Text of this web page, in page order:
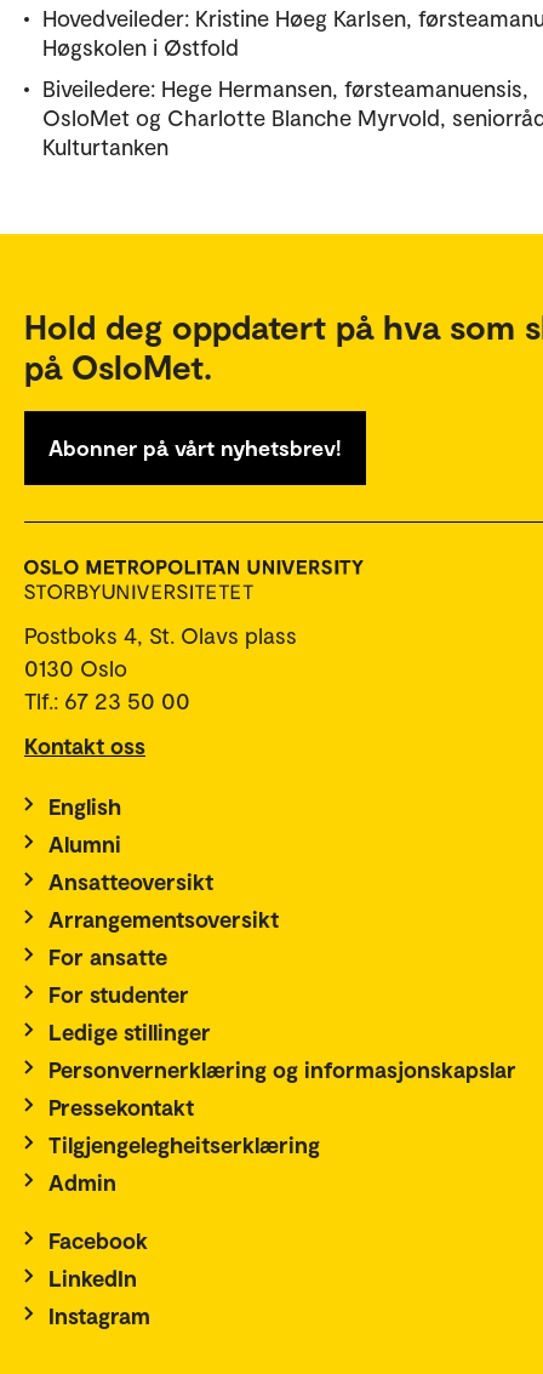
Hovedveileder: Kristine Høeg Karlsen,
Høgskolen i Østfold
Biveiledere: Hege Hermansen, førsteamanuensis,
OsloMet og Charlotte Blanche Myrvold,
Kulturtanken
Hold deg oppdatert på hva som
på OsloMet.
Abonner på vårt nyhetsbrev!
Postboks 4, St. Olavs plass
0130 Oslo
Tlf.: 67 23 50 00
Kontakt oss
English
Alumni
Ansatteoversikt
Arrangementsoversikt
For ansatte
For studenter
Ledige stillinger
Personvernerklæring og informasjonskapslar
Pressekontakt
Tilgjengelegheitserklæring
Admin
Facebook
LinkedIn
Instagram